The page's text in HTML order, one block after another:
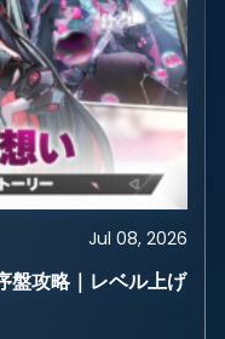
Jul 08, 2026
盤攻略｜レベル上げ